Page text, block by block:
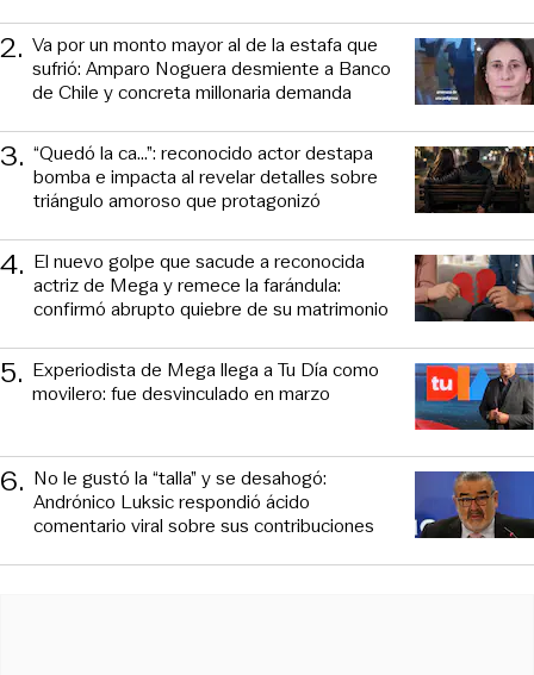
2. Va por un monto mayor al de la estafa que
sufrió: Amparo Noguera desmiente a Banco
de Chile y concreta millonaria demanda
3. “Quedó la ca...”: reconocido actor destapa
bomba e impacta al revelar detalles sobre
triángulo amoroso que protagonizó
4. El nuevo golpe que sacude a reconocida
actriz de Mega y remece la farándula:
confirmó abrupto quiebre de su matrimonio
5. Experiodista de Mega llega a Tu Día como
movilero: fue desvinculado en marzo
6. No le gustó la “talla” y se desahogó:
Andrónico Luksic respondió ácido
comentario viral sobre sus contribuciones